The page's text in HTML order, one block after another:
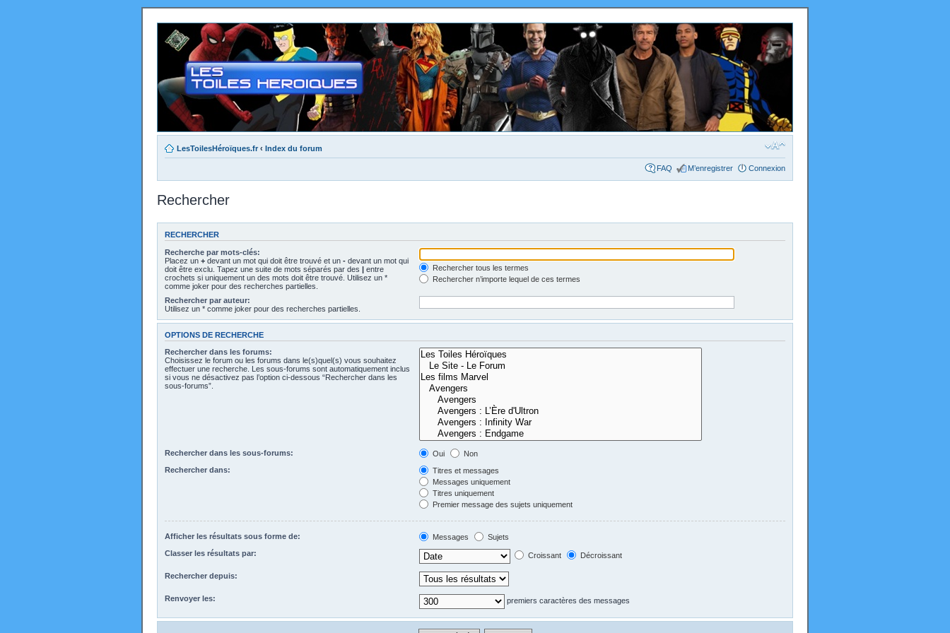
LesToilesHéroïques.fr ‹ Index du forum
FAQ M’enregistrer Connexion
Rechercher
RECHERCHER
Recherche par mots-clés:
Placez un + devant un mot qui doit être trouvé et un - devant un mot qui
doit être exclu. Tapez une suite de mots séparés par des | entre
crochets si uniquement un des mots doit être trouvé. Utilisez un *
comme joker pour des recherches partielles.
Rechercher tous les termes
Rechercher n’importe lequel de ces termes
Rechercher par auteur:
Utilisez un * comme joker pour des recherches partielles.
OPTIONS DE RECHERCHE
Rechercher dans les forums:
Choisissez le forum ou les forums dans le(s)quel(s) vous souhaitez
effectuer une recherche. Les sous-forums sont automatiquement inclus
si vous ne désactivez pas l’option ci-dessous “Rechercher dans les
sous-forums”.
Rechercher dans les sous-forums: Oui
Non
Rechercher dans:
Titres et messages
Messages uniquement
Titres uniquement
Premier message des sujets uniquement
Afficher les résultats sous forme de: Messages
Sujets
Classer les résultats par:
Croissant Décroissant
Rechercher depuis:
Renvoyer les: premiers caractères des messages